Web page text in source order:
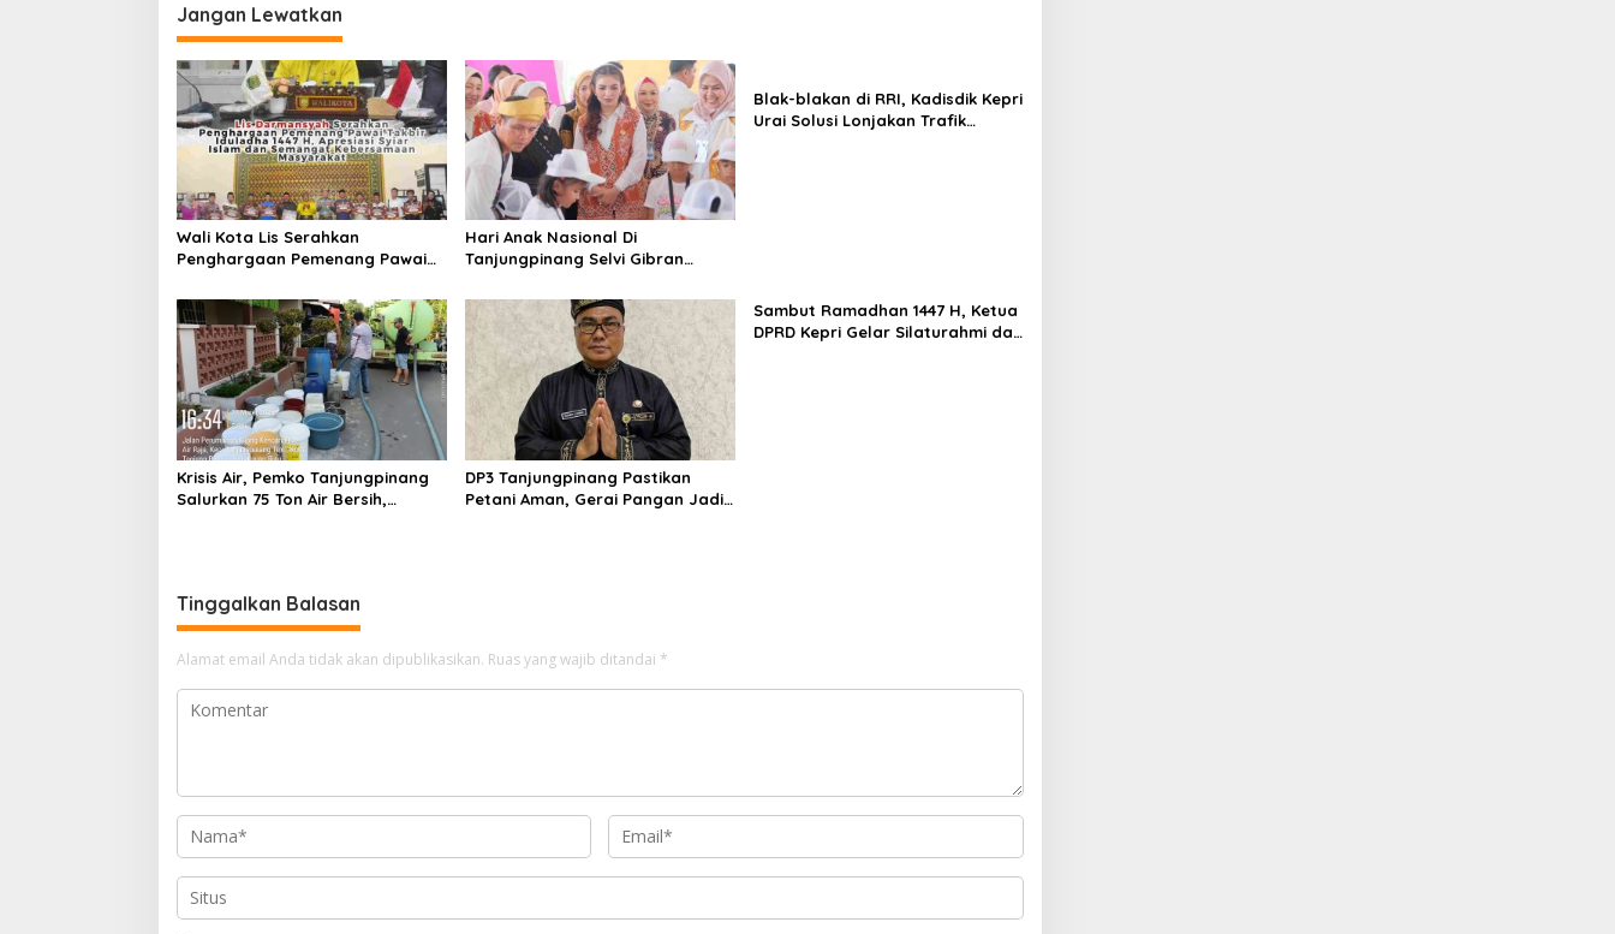
i
g
a
s
i
p
o
s
Jangan Lewatkan
Wali Kota Lis Serahkan
Penghargaan Pemenang Pawai
Masyarakat Terus Hidupkan
Syiar Islam
Hari Anak Nasional Di
Tanjungpinang Selvi Gibran
RANA
Blak-blakan di RRI, Kadisdik Kepri
Urai Solusi Lonjakan Trafik
Krisis Air, Pemko Tanjungpinang
Salurkan 75 Ton Air Bersih,
DP3 Tanjungpinang Pastikan
Petani Aman, Gerai Pangan Jadi
Sambut Ramadhan 1447 H, Ketua
DPRD Kepri Gelar Silaturahmi dan
Tinggalkan Balasan
Alamat email Anda tidak akan dipublikasikan. Ruas yang wajib ditandai *